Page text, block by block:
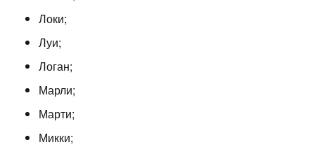
Локи;
Луи;
Логан;
Марли;
Марти;
Микки;